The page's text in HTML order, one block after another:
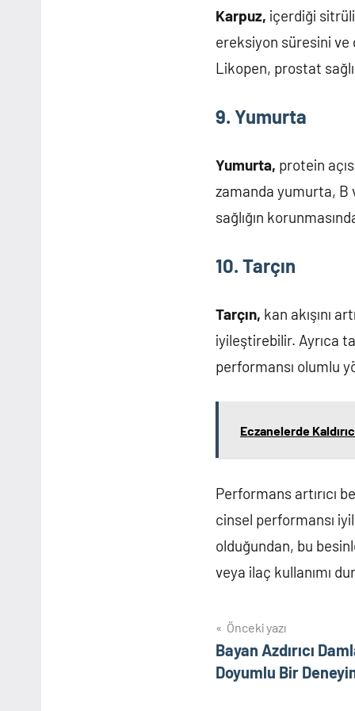
Karpuz, içerdiği
ereksiyon süresini ve
Likopen, prostat
9. Yumurta
Yumurta, protein
zamanda yumurta, B
sağlığın
10. Tarçın
Tarçın, kan akışını
iyileştirebilir. Ayrıca
performansı olumlu
Eczanelerde
Performans artırıcı
cinsel performansı
olduğundan, bu
veya ilaç kullanımı
Yazı
gezinmesi
Önceki yazı
Bayan Azdırıcı
Doyumlu Bir